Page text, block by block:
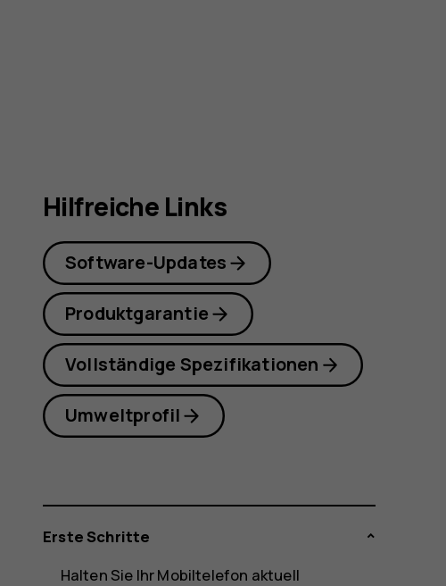
Hilfreiche Links
Software-Updates
Produktgarantie
Vollständige Spezifikationen
Umweltprofil
Erste Schritte
Halten Sie Ihr Mobiltelefon aktuell